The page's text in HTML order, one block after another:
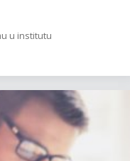
u institutu